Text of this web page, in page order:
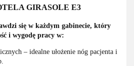
GIRASOLE E3
się w każdym gabinecie, który
i wygodę pracy w:
– idealne ułożenie nóg pacjenta i